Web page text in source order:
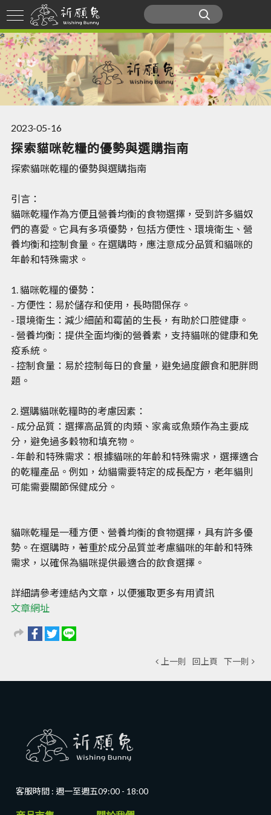
2023-05-16
探索貓咪乾糧的優勢與選購指南
探索貓咪乾糧的優勢與選購指南
引言：
貓咪乾糧作為方便且營養均衡的食物選擇，受到許多貓奴
們的喜愛。它具有多項優勢，包括方便性、環境衛生、營
養均衡和控制食量。在選購時，應注意成分品質和貓咪的
年齡和特殊需求。
1. 貓咪乾糧的優勢：
- 方便性：易於儲存和使用，長時間保存。
- 環境衛生：減少細菌和霉菌的生長，有助於口腔健康。
- 營養均衡：提供全面均衡的營養素，支持貓咪的健康和免
疫系統。
- 控制食量：易於控制每日的食量，避免過度餵食和肥胖問
題。
2. 選購貓咪乾糧時的考慮因素：
- 成分品質：選擇高品質的肉類、家禽或魚類作為主要成
分，避免過多穀物和填充物。
- 年齡和特殊需求：根據貓咪的年齡和特殊需求，選擇適合
的乾糧產品。例如，幼貓需要特定的成長配方，老年貓則
可能需要關節保健成分。
貓咪乾糧是一種方便、營養均衡的食物選擇，具有許多優
勢。在選購時，著重於成分品質並考慮貓咪的年齡和特殊
需求，以確保為貓咪提供最適合的飲食選擇。
詳細請參考連結內文章，以便獲取更多有用資訊
文章網址
上一則 回上頁 下一則
客服時間 : 週一至週五09:00 - 18:00